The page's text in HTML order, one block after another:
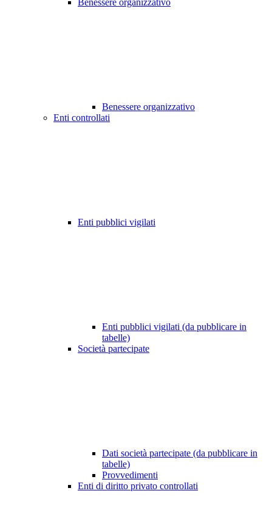
Benessere organizzativo
Benessere organizzativo
Enti controllati
Enti pubblici vigilati
Enti pubblici vigilati (da pubblicare in
tabelle)
Società partecipate
Dati società partecipate (da pubblicare in
tabelle)
Provvedimenti
Enti di diritto privato controllati